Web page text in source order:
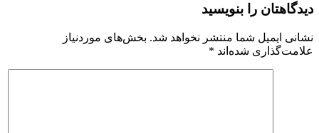
دیدگاهتان را بنویسید
نشانی ایمیل شما منتشر نخواهد شد. بخش‌های موردنیاز
علامت‌گذاری شده‌اند *